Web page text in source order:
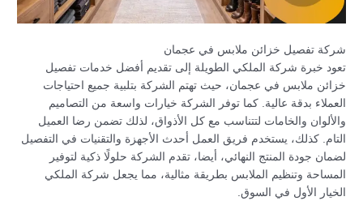
شركة تفصيل خزائن ملابس في عجمان
تعود خبرة شركة الملكي الطويلة إلى تقديم أفضل خدمات تفصيل
خزائن ملابس في عجمان، حيث تهتم الشركة بتلبية جميع احتياجات
العملاء بدقة عالية. كما توفر الشركة خيارات واسعة من التصاميم
والألوان والخامات لتتناسب مع كل الأذواق، لذلك تضمن رضا العميل
التام. كذلك، يستخدم فريق العمل أحدث الأجهزة والتقنيات في التفصيل
لضمان جودة المنتج النهائي، أيضا، تقدم الشركة حلولًا ذكية لتوفير
المساحة وتنظيم الملابس بطريقة مثالية، مما يجعل شركة الملكي
الخيار الأول في السوق.